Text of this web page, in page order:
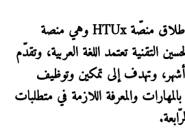
ولفتت إلى الإعلان عن إطلاق منصّة HTUx وهي منصة
التقنية تعتمد اللغة العربية، وتقدّم
مسارات تعليمية مدتها 6 أشهر، وتهدف إلى تمكين وتوظيف
والمعرفة اللازمة في متطلبات